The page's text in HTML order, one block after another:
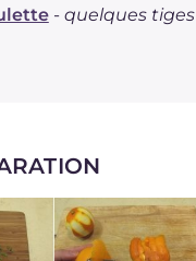
- quelques tiges